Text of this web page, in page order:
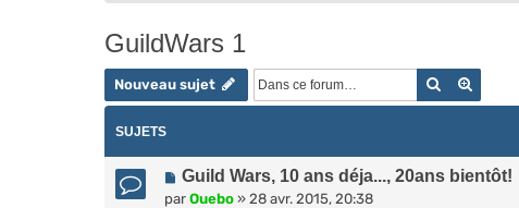
GuildWars 1
Nouveau sujet Rechercher
SUJETS
Guild Wars, 10 ans déja..., 20ans bientôt!
par Ouebo » 28 avr. 2015, 20:38